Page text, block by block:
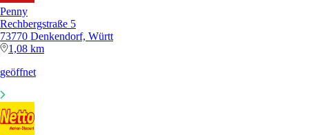
Penny
Rechbergstraße 5
73770 Denkendorf, Württ
1,08 km
geöffnet